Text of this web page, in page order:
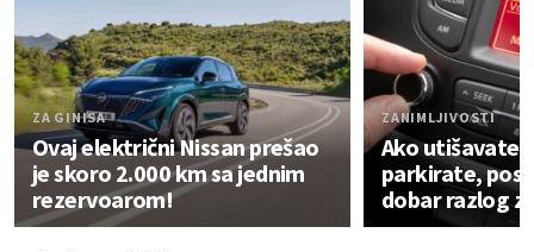
ZA GINISA
Ovaj električni Nissan prešao
je skoro 2.000 km sa jednim
rezervoarom!
ZANIMLJIVOSTI
Ako utišavate
parkirate,
dobar razlog